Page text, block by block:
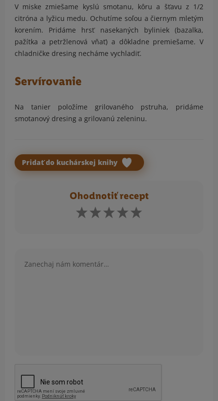
V miske zmiešame kyslú smotanu, kôru a šťavu z 1/2
citróna a lyžicu medu. Ochutíme soľou a čiernym mletým
korením. Pridáme hrsť nasekaných byliniek (bazalka,
pažítka a petržlenová vňať) a dôkladne premiešame. V
chladničke dresing necháme vychladiť.
Servírovanie
Na tanier položíme grilovaného pstruha, pridáme
smotanový dresing a grilovanú zeleninu.
Pridať do kuchárskej knihy
Ohodnotiť recept